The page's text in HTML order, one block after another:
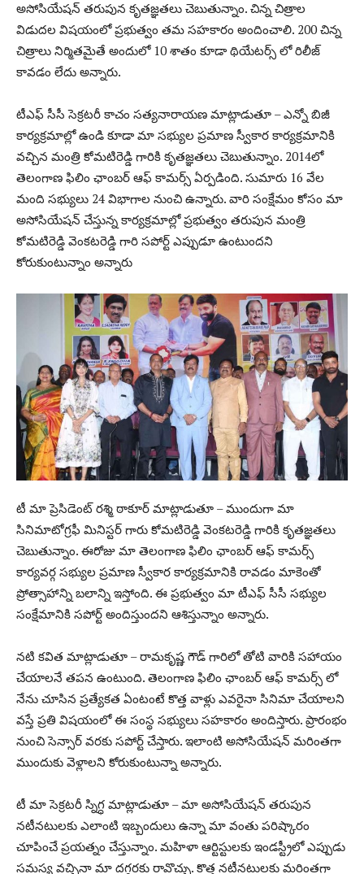
అసోసియేషన్ తరుపున కృతజ్ఞతలు చెబుతున్నాం. చిన్న చిత్రాల
విడుదల విషయంలో ప్రభుత్వం తమ సహకారం అందించాలి. 200 చిన్న
చిత్రాలు నిర్మితమైతే అందులో 10 శాతం కూడా థియేటర్స్ లో రిలీజ్
కావడం లేదు అన్నారు.
టీఎఫ్ సీసీ సెక్రటరీ కాచం సత్యనారాయణ మాట్లాడుతూ – ఎన్నో బిజీ
కార్యక్రమాల్లో ఉండి కూడా మా సభ్యుల ప్రమాణ స్వీకార కార్యక్రమానికి
వచ్చిన మంత్రి కోమటిరెడ్డి గారికి కృతజ్ఞతలు చెబుతున్నాం. 2014లో
తెలంగాణ ఫిలిం ఛాంబర్ ఆఫ్ కామర్స్ ఏర్పడింది. సుమారు 16 వేల
మంది సభ్యులు 24 విభాగాల నుంచి ఉన్నారు. వారి సంక్షేమం కోసం మా
అసోసియేషన్ చేస్తున్న కార్యక్రమాల్లో ప్రభుత్వం తరుపున మంత్రి
కోమటిరెడ్డి వెంకటరెడ్డి గారి సపోర్ట్ ఎప్పుడూ ఉంటుందని
కోరుకుంటున్నాం అన్నారు
టీ మా ప్రెసిడెంట్ రశ్మి ఠాకూర్ మాట్లాడుతూ – ముందుగా మా
సినిమాటోగ్రఫీ మినిస్టర్ గారు కోమటిరెడ్డి వెంకటరెడ్డి గారికి కృతజ్ఞతలు
చెబుతున్నాం. ఈరోజు మా తెలంగాణ ఫిలిం ఛాంబర్ ఆఫ్ కామర్స్
కార్యవర్గ సభ్యుల ప్రమాణ స్వీకార కార్యక్రమానికి రావడం మాకెంతో
ప్రోత్సాహాన్ని బలాన్ని ఇస్తోంది. ఈ ప్రభుత్వం మా టీఎఫ్ సీసీ సభ్యుల
సంక్షేమానికి సపోర్ట్ అందిస్తుందని ఆశిస్తున్నాం అన్నారు.
నటి కవిత మాట్లాడుతూ – రామకృష్ణ గౌడ్ గారిలో తోటి వారికి సహాయం
చేయాలనే తపన ఉంటుంది. తెలంగాణ ఫిలిం ఛాంబర్ ఆఫ్ కామర్స్ లో
నేను చూసిన ప్రత్యేకత ఏంటంటే కొత్త వాళ్లు ఎవరైనా సినిమా చేయాలని
వస్తే ప్రతి విషయంలో ఈ సంస్థ సభ్యులు సహకారం అందిస్తారు. ప్రారంభం
నుంచి సెన్సార్ వరకు సపోర్ట్ చేస్తారు. ఇలాంటి అసోసియేషన్ మరింతగా
ముందుకు వెళ్లాలని కోరుకుంటున్నా అన్నారు.
టీ మా సెక్రటరీ స్నిగ్ధ మాట్లాడుతూ – మా అసోసియేషన్ తరుపున
నటీనటులకు ఎలాంటి ఇబ్బందులు ఉన్నా మా వంతు పరిష్కారం
చూపించే ప్రయత్నం చేస్తున్నాం. మహిళా ఆర్టిస్టులకు ఇండస్ట్రీలో ఎప్పుడు
సమస్య వచ్చినా మా దగ్గరకు రావొచ్చు. కొత్త నటీనటులకు మరింతగా